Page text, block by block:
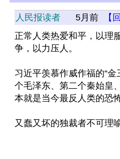
人民报读者 5月前
【
正常人类热爱和平，以理
争，以力压人。
习近平羡慕作威作福的“
个毛泽东、第二个秦始
本就是当今最反人类的恐
又蠢又坏的独裁者不可理